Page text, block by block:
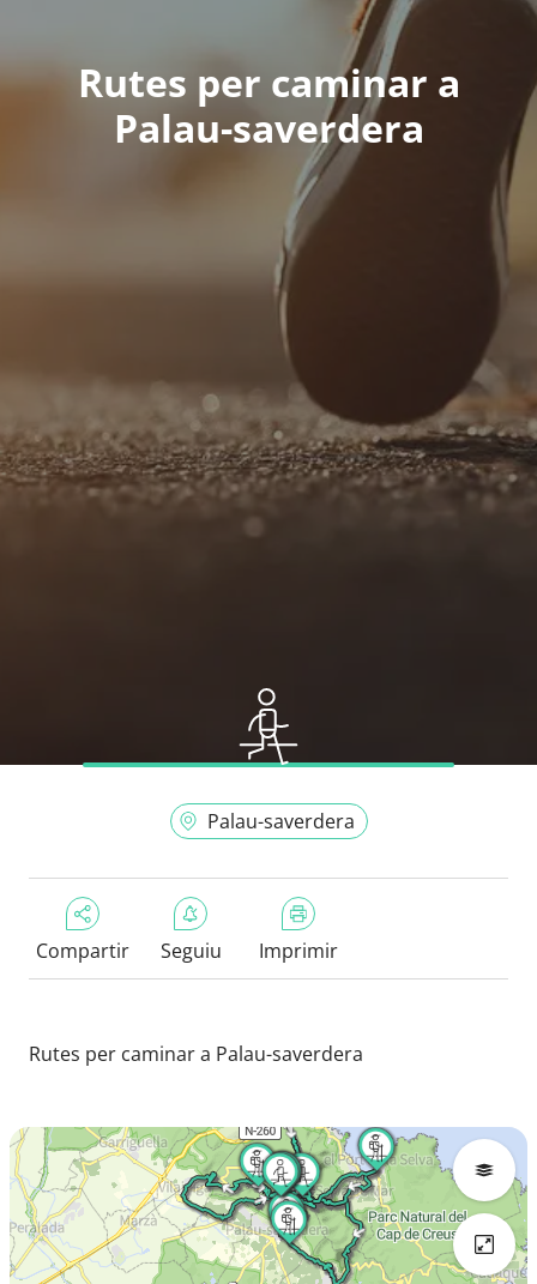
Rutes per caminar a
Palau-saverdera
Palau-saverdera
Compartir Seguiu Imprimir
Rutes per caminar a Palau-saverdera